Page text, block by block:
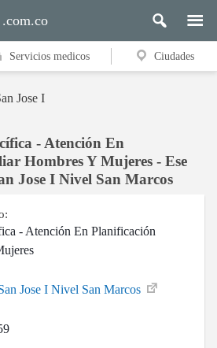
Servicios medicos Ciudades
Jose I
- Atención En
Hombres Y Mujeres - Ese
Jose I Nivel San Marcos
- Atención En Planificación
Jose I Nivel San Marcos